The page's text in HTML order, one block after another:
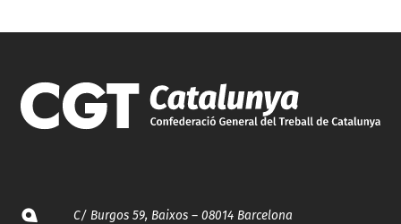
C/ Burgos 59, Baixos – 08014 Barcelona